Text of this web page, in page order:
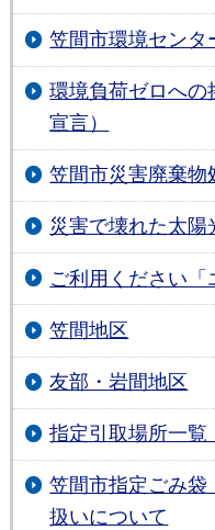
笠間市環境センタ
環境負荷ゼロへの
宣言）
笠間市災害廃棄物
災害で壊れた太
ご利用ください「
笠間地区
友部・岩間地区
指定引取場所一覧
笠間市指定ごみ袋
扱いについて